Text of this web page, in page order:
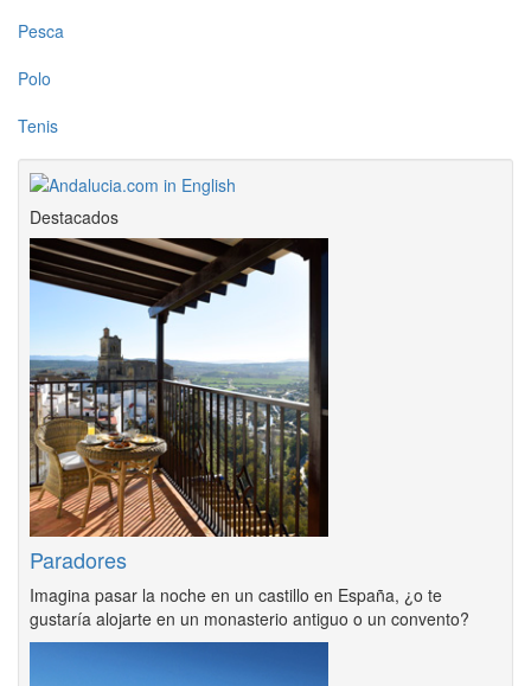
Pesca
Polo
Tenis
Destacados
Paradores
Imagina pasar la noche en un castillo en España, ¿o te
gustaría alojarte en un monasterio antiguo o un convento?